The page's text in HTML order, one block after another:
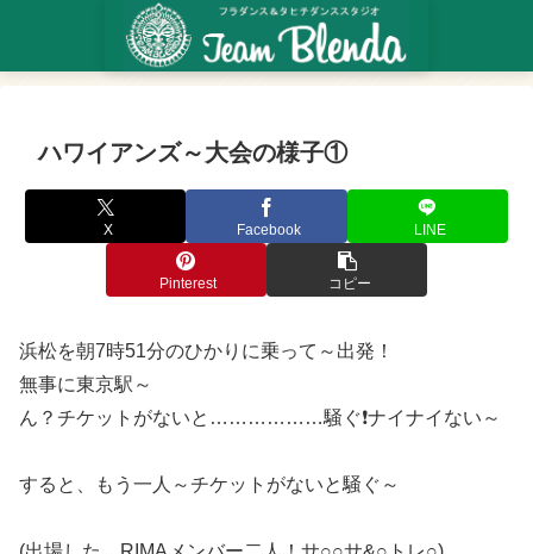
ハワイアンズ～大会の様子①
X Facebook LINE
Pinterest コピー
浜松を朝7時51分のひかりに乗って～出発！
無事に東京駅～
ん？チケットがないと………………騒ぐ❗ナイナイない～
すると、もう一人～チケットがないと騒ぐ～